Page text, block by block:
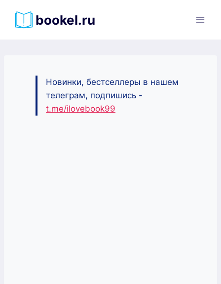
bookel.ru
Новинки, бестселлеры в нашем
телеграм, подпишись -
t.me/ilovebook99